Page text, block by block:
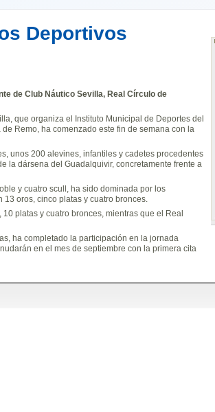
Deportivos
de Club Náutico Sevilla, Real Círculo de
que organiza el Instituto Municipal de Deportes del
Remo, ha comenzado este fin de semana con la
unos 200 alevines, infantiles y cadetes procedentes
la dársena del Guadalquivir, concretamente frente a
y cuatro scull, ha sido dominada por los
oros, cinco platas y cuatro bronces.
platas y cuatro bronces, mientras que el Real
ha completado la participación en la jornada
en el mes de septiembre con la primera cita